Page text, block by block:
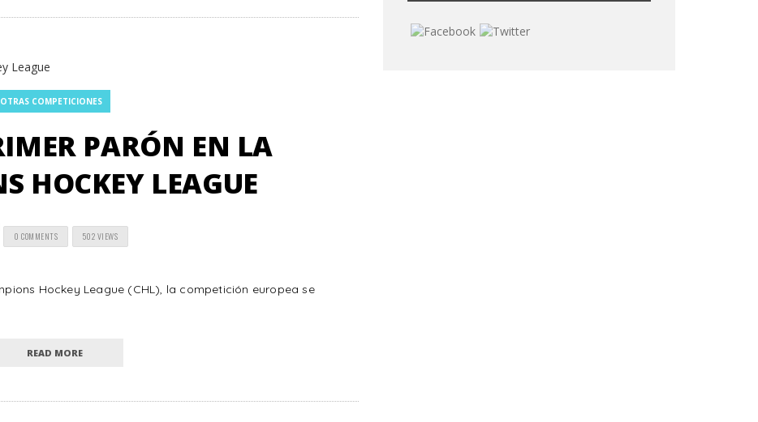
OTRAS COMPETICIONES
PARÓN EN LA
HOCKEY LEAGUE
0 COMMENTS 502 VIEWS
Hockey League (CHL), la competición europea se
READ MORE